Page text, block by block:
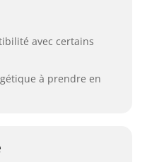
avec certains
à prendre en